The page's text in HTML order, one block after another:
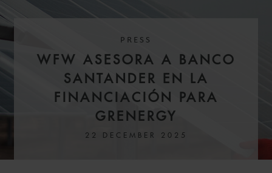
PRESS
WFW ASESORA A BANCO
SANTANDER EN LA
FINANCIACIÓN PARA
GRENERGY
22 DECEMBER 2025